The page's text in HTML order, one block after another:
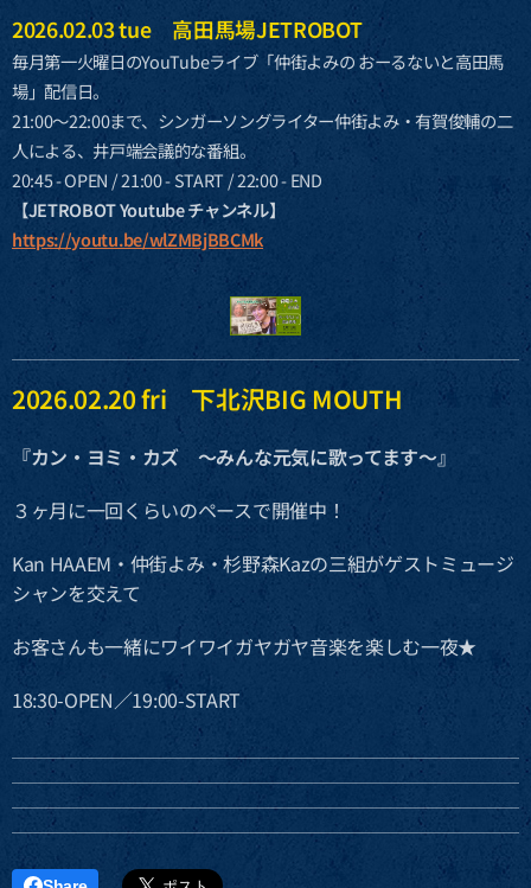
2026.02.03 tue 高田馬場JETROBOT
毎月第一火曜日のYouTubeライブ「仲街よみの おーるないと高田馬
場」配信日。
21:00〜22:00まで、シンガーソングライター仲街よみ・有賀俊輔の二
人による、井戸端会議的な番組。
20:45 - OPEN / 21:00 - START / 22:00 - END
【JETROBOT Youtube チャンネル】
https://youtu.be/wlZMBjBBCMk
2026.02.20 fri 下北沢BIG MOUTH
『カン・ヨミ・カズ 〜みんな元気に歌ってます〜』
３ヶ月に一回くらいのペースで開催中！
Kan HAAEM・仲街よみ・杉野森Kazの三組がゲストミュージ
シャンを交えて
お客さんも一緒にワイワイガヤガヤ音楽を楽しむ一夜★
18:30-OPEN／19:00-START